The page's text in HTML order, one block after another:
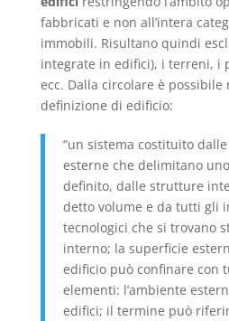
fabbricati e non all’intera
immobili. Risultano quindi
integrate in edifici), i terreni, i
ecc. Dalla circolare è
definizione di edificio:
“un sistema costituito
esterne che delimitano
definito, dalle strutture
detto volume e da tutti gli
tecnologici che si trovano
interno; la superficie
edificio può confinare con
elementi: l’ambiente
edifici; il termine può